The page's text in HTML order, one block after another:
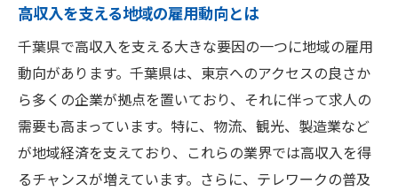
高収入を支える地域の雇用動向とは
千葉県で高収入を支える大きな要因の一つに地域の雇用
動向があります。千葉県は、東京へのアクセスの良さか
ら多くの企業が拠点を置いており、それに伴って求人の
需要も高まっています。特に、物流、観光、製造業など
が地域経済を支えており、これらの業界では高収入を得
るチャンスが増えています。さらに、テレワークの普及